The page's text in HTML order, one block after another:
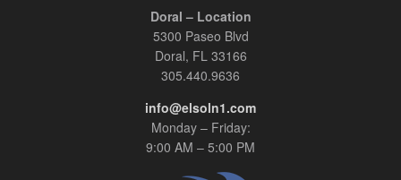
Doral – Location
5300 Paseo Blvd
Doral, FL 33166
305.440.9636
info@elsoln1.com
Monday – Friday:
9:00 AM – 5:00 PM